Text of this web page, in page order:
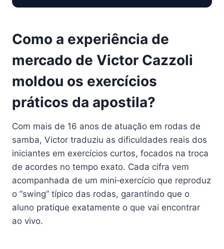
Como a experiência de
mercado de Victor Cazzoli
moldou os exercícios
práticos da apostila?
Com mais de 16 anos de atuação em rodas de
samba, Victor traduziu as dificuldades reais dos
iniciantes em exercícios curtos, focados na troca
de acordes no tempo exato. Cada cifra vem
acompanhada de um mini‑exercício que reproduz
o “swing” típico das rodas, garantindo que o
aluno pratique exatamente o que vai encontrar
ao vivo.